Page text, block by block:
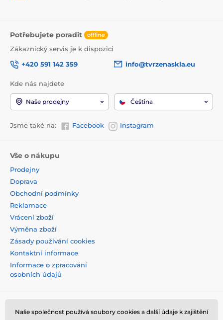
Potřebujete poradit offline
Zákaznický servis je k dispozici
+420 591 142 359
info@tvrzenaskla.eu
Kde nás najdete
Naše prodejny Čeština
Jsme také na: Facebook Instagram
Vše o nákupu
Prodejny
Doprava
Obchodní podmínky
Reklamace
Vrácení zboží
Výměna zboží
Zásady používání cookies
Kontaktní informace
Informace o zpracování
osobních údajů
Naše společnost používá soubory cookies a další údaje k zajištění